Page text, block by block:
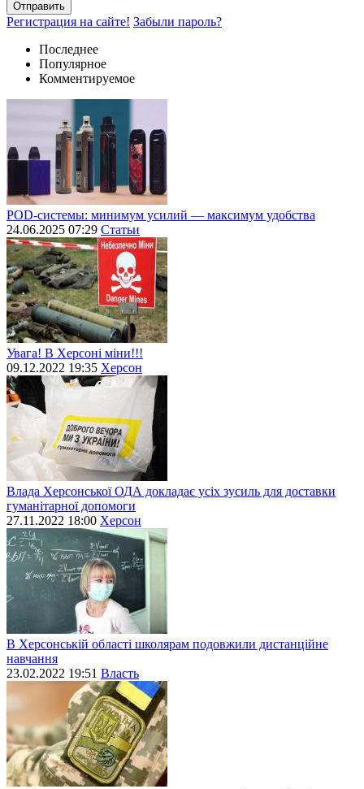
Отправить
Регистрация на сайте! Забыли пароль?
Последнее
Популярное
Комментируемое
POD-системы: минимум усилий — максимум удобства
24.06.2025 07:29 Статьи
Увага! В Херсоні міни!!!
09.12.2022 19:35 Херсон
Влада Херсонської ОДА докладає усіх зусиль для доставки
гуманітарної допомоги
27.11.2022 18:00 Херсон
В Херсонській області школярам подовжили дистанційне
навчання
23.02.2022 19:51 Власть